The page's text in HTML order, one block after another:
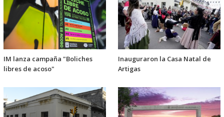
IM lanza campaña "Boliches
libres de acoso"
Inauguraron la Casa Natal de
Artigas